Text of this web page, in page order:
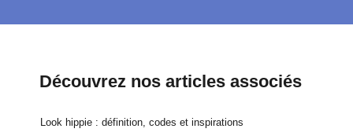
Découvrez nos articles associés
Look hippie : définition, codes et inspirations